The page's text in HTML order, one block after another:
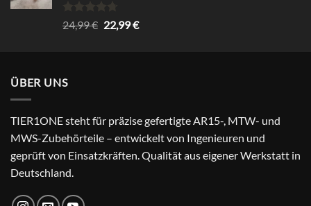
Bewertet
mit
24,99€ Ursprünglicher
22,99€Aktueller
ÜBER UNS
TIER1ONE steht für präzise gefertigte AR15-, MTW- und
MWS-Zubehörteile – entwickelt von Ingenieuren und
geprüft von Einsatzkräften. Qualität aus eigener Werkstatt in
Deutschland.